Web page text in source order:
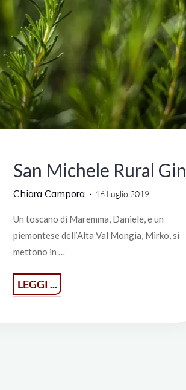
San Michele Rural Gin
Chiara Campora 16 Luglio 2019
Un toscano di Maremma, Daniele, e un
piemontese dell’Alta Val Mongia, Mirko, si
mettono in …
LEGGI ...